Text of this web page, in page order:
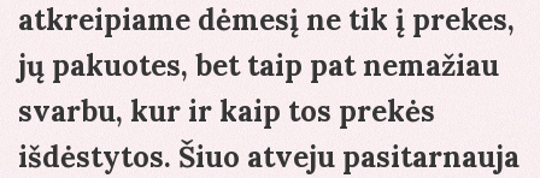
atkreipiame dėmesį ne tik į prekes,
jų pakuotes, bet taip pat nemažiau
svarbu, kur ir kaip tos prekės
išdėstytos. Šiuo atveju pasitarnauja